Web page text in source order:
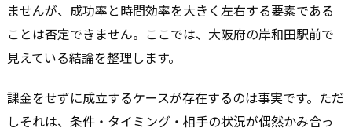
ませんが、成功率と時間効率を大きく左右する要素である
ことは否定できません。ここでは、大阪府の岸和田駅前で
見えている結論を整理します。
課金をせずに成立するケースが存在するのは事実です。ただ
しそれは、条件・タイミング・相手の状況が偶然かみ合っ